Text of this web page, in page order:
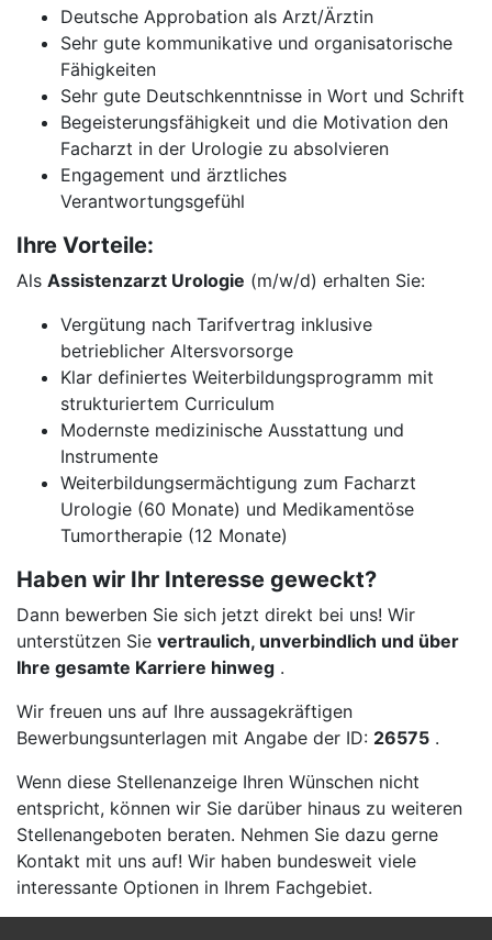
Deutsche Approbation als Arzt/Ärztin
Sehr gute kommunikative und organisatorische
Fähigkeiten
Sehr gute Deutschkenntnisse in Wort und Schrift
Begeisterungsfähigkeit und die Motivation den
Facharzt in der Urologie zu absolvieren
Engagement und ärztliches
Verantwortungsgefühl
Ihre Vorteile:
Als Assistenzarzt Urologie (m/w/d) erhalten Sie:
Vergütung nach Tarifvertrag inklusive
betrieblicher Altersvorsorge
Klar definiertes Weiterbildungsprogramm mit
strukturiertem Curriculum
Modernste medizinische Ausstattung und
Instrumente
Weiterbildungsermächtigung zum Facharzt
Urologie (60 Monate) und Medikamentöse
Tumortherapie (12 Monate)
Haben wir Ihr Interesse geweckt?
Dann bewerben Sie sich jetzt direkt bei uns! Wir
unterstützen Sie vertraulich, unverbindlich und über
Ihre gesamte Karriere hinweg .
Wir freuen uns auf Ihre aussagekräftigen
Bewerbungsunterlagen mit Angabe der ID: 26575 .
Wenn diese Stellenanzeige Ihren Wünschen nicht
entspricht, können wir Sie darüber hinaus zu weiteren
Stellenangeboten beraten. Nehmen Sie dazu gerne
Kontakt mit uns auf! Wir haben bundesweit viele
interessante Optionen in Ihrem Fachgebiet.